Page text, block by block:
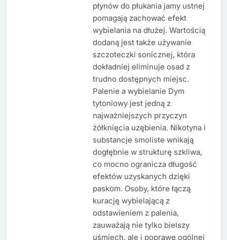
płynów do płukania jamy ustnej
pomagają zachować efekt
wybielania na dłużej. Wartością
dodaną jest także używanie
szczoteczki sonicznej, która
dokładniej eliminuje osad z
trudno dostępnych miejsc.
Palenie a wybielanie Dym
tytoniowy jest jedną z
najważniejszych przyczyn
żółknięcia uzębienia. Nikotyna i
substancje smoliste wnikają
dogłębnie w strukturę szkliwa,
co mocno ogranicza długość
efektów uzyskanych dzięki
paskom. Osoby, które łączą
kurację wybielającą z
odstawieniem z palenia,
zauważają nie tylko bielszy
uśmiech, ale i poprawę ogólnej